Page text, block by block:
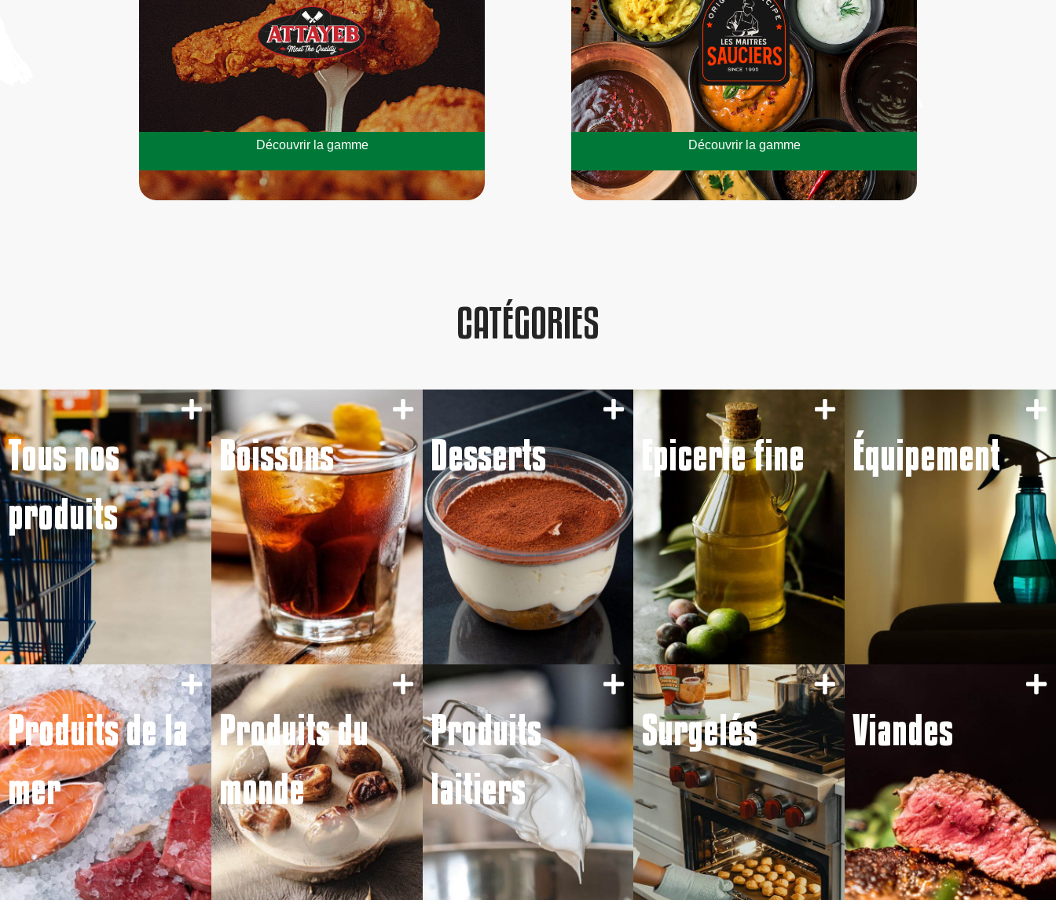
Découvrir la gamme Découvrir la gamme
CATÉGORIES
Tous nos
produits
Boissons Desserts Epicerie fine Équipement
Produits de la
mer
Produits du
monde
Produits
laitiers
Surgelés Viandes